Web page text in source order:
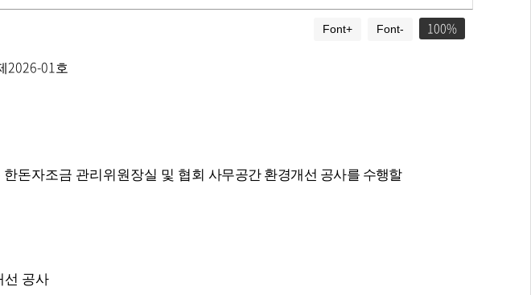
100
Font+ Font-
2026-01호
돈자조금 관리위원장실 및 협회 사무공간 환경개선 공사를 수행할
선 공사